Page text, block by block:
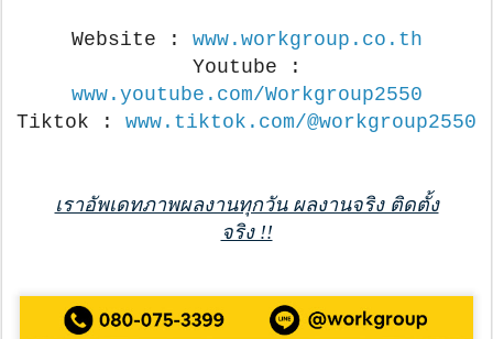
Website : www.workgroup.co.th
Youtube :
www.youtube.com/Workgroup2550
Tiktok : www.tiktok.com/@workgroup2550
เราอัพเดทภาพผลงานทุกวัน ผลงานจริง ติดตั้ง
จริง !!